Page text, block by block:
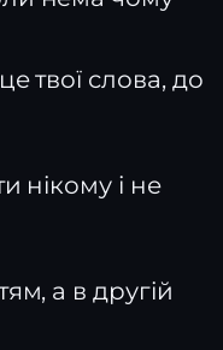
твої слова, до
нікому і не
а в другій